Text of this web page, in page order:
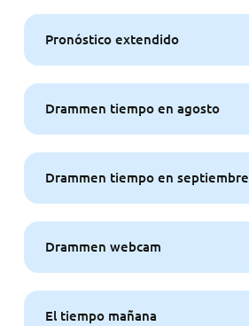
Pronóstico extendido
Drammen tiempo en agosto
Drammen tiempo en septiembre
Drammen webcam
El tiempo mañana